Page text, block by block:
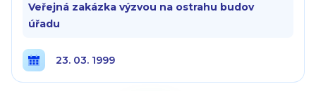
Veřejná zakázka výzvou na ostrahu budov
úřadu
23. 03. 1999